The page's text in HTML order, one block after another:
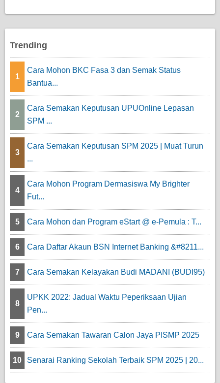
Trending
1
Cara Mohon BKC Fasa 3 dan Semak Status
Bantua...
2
Cara Semakan Keputusan UPUOnline Lepasan
SPM ...
3
Cara Semakan Keputusan SPM 2025 | Muat Turun
...
4
Cara Mohon Program Dermasiswa My Brighter
Fut...
5 Cara Mohon dan Program eStart @ e-Pemula : T...
6 Cara Daftar Akaun BSN Internet Banking &#8211...
7 Cara Semakan Kelayakan Budi MADANI (BUDI95)
8
UPKK 2022: Jadual Waktu Peperiksaan Ujian
Pen...
9 Cara Semakan Tawaran Calon Jaya PISMP 2025
10 Senarai Ranking Sekolah Terbaik SPM 2025 | 20...